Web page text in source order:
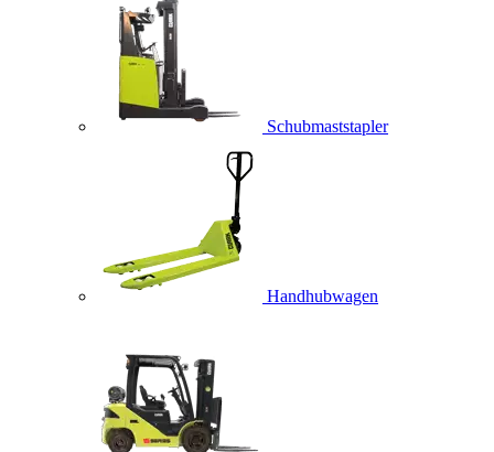
Schubmaststapler
Handhubwagen